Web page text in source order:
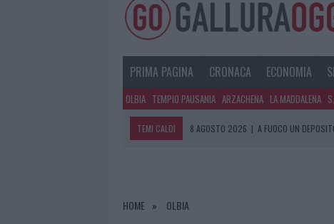
PRIMA PAGINA CRONACA ECONOMIA
OLBIA TEMPIO PAUSANIA ARZACHENA LA MADDALENA
TEMI CALDI 8 AGOSTO 2026 | A FUOCO UN
7 AGOSTO 2026
HOME OLBIA